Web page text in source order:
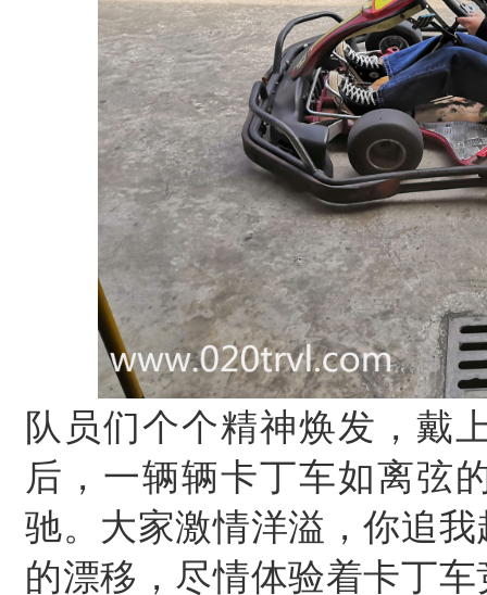
队员们个个精神焕发，戴
后，一辆辆卡丁车如离弦
驰。 大家激情洋溢，你追
的漂移，尽情体验着卡丁